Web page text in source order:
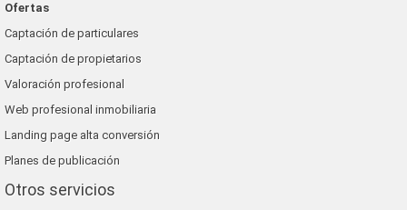
Ofertas
Captación de particulares
Captación de propietarios
Valoración profesional
Web profesional inmobiliaria
Landing page alta conversión
Planes de publicación
Otros servicios